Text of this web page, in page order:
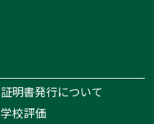
証明書発行について
学校評価